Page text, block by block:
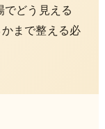
でどう見える
まで整える必